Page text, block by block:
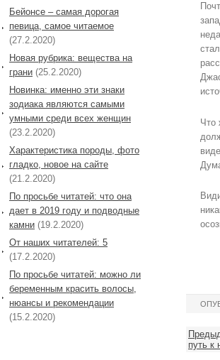
Что
путь к
Бейонсе – самая дорогая
певица, самое читаемое
(27.2.2020)
Новая рубрика: вещества на
грани (25.2.2020)
Новинка: именно эти знаки
зодиака являются самыми
умными среди всех женщин
(23.2.2020)
Характеристика породы, фото
гладко, новое на сайте
(21.2.2020)
По просьбе читатей: что она
дает в 2019 году и подводные
камни (19.2.2020)
От наших читателей: 5
(17.2.2020)
По просьбе читатей: можно ли
беременным красить волосы,
нюансы и рекомендации
(15.2.2020)